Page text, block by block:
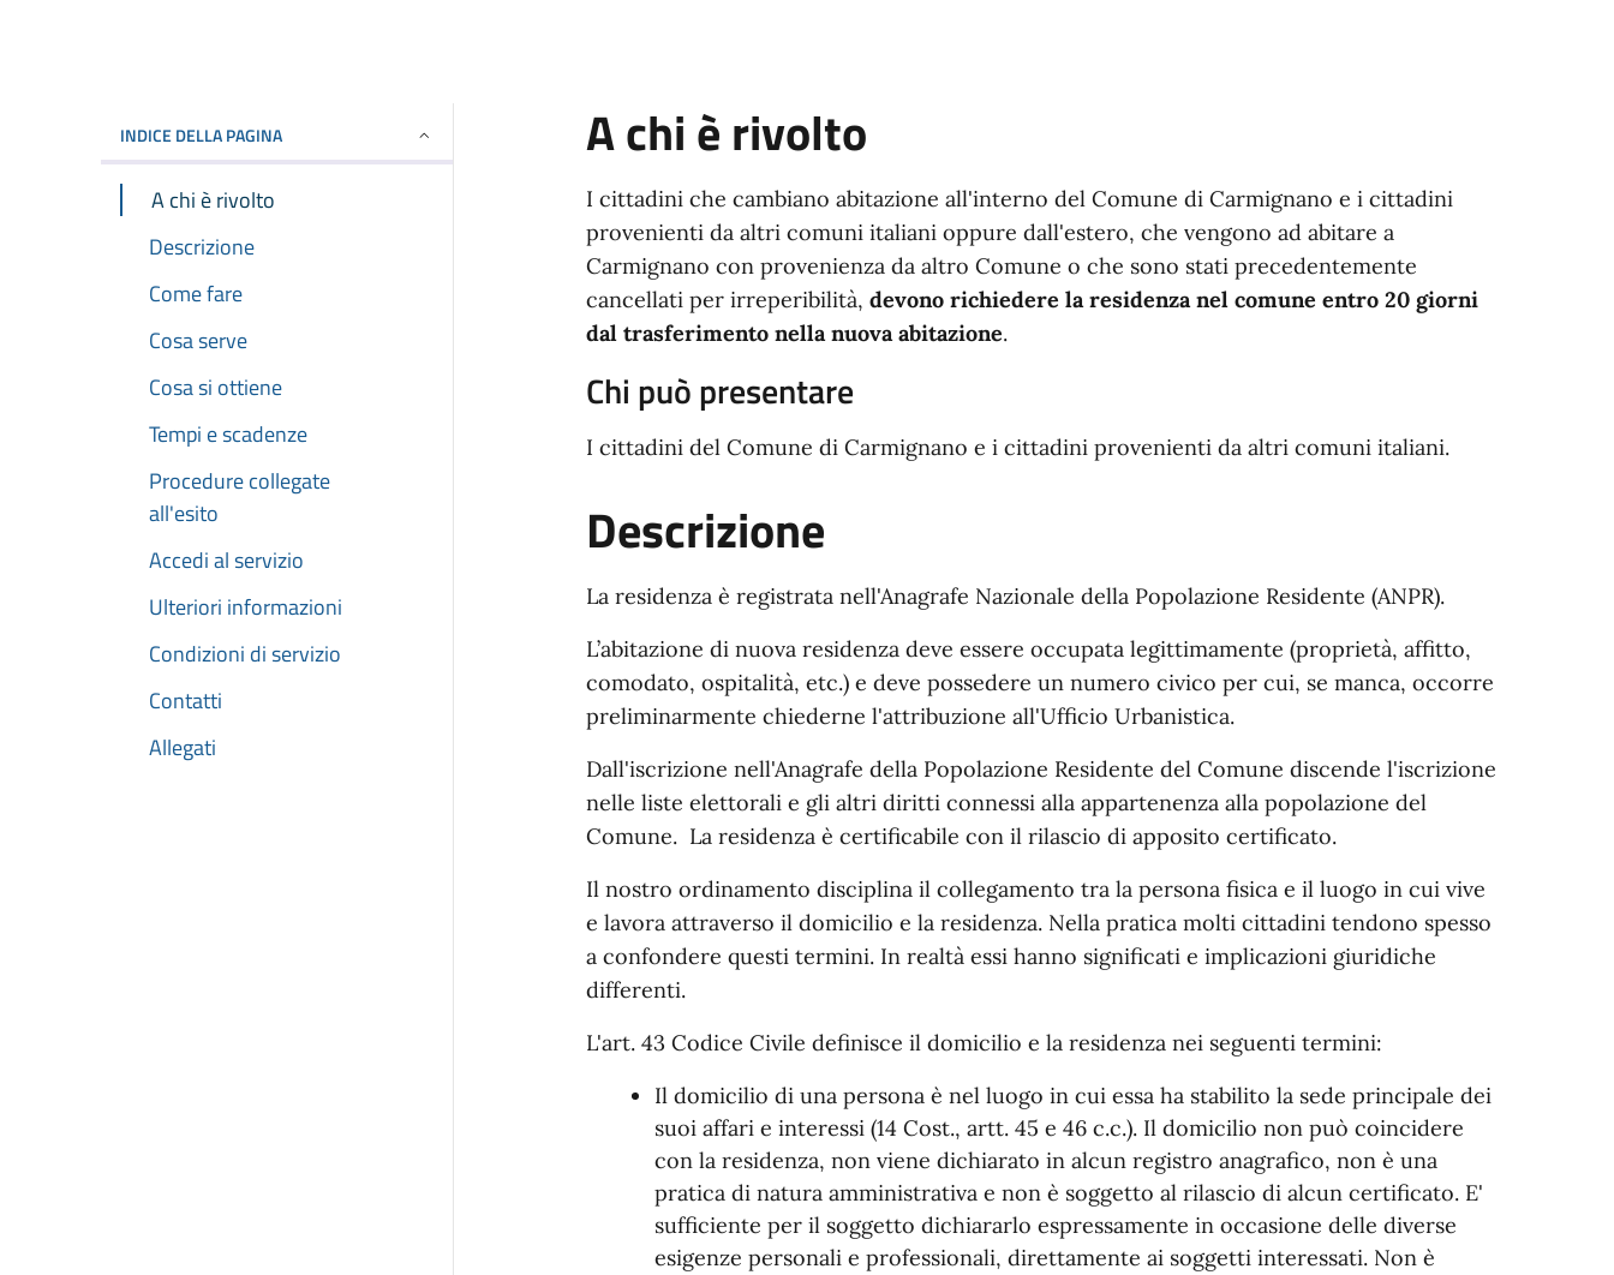
INDICE DELLA PAGINA
A chi è rivolto
Descrizione
Come fare
Cosa serve
Cosa si ottiene
Tempi e scadenze
Procedure collegate
all'esito
Accedi al servizio
Ulteriori informazioni
Condizioni di servizio
Contatti
Allegati
A chi è rivolto
I cittadini che cambiano abitazione all'interno del Comune di Carmignano e i cittadini
provenienti da altri comuni italiani oppure dall'estero, che vengono ad abitare a
Carmignano con provenienza da altro Comune o che sono stati precedentemente
cancellati per irreperibilità, devono richiedere la residenza nel comune entro 20 giorni
dal trasferimento nella nuova abitazione.
Chi può presentare
I cittadini del Comune di Carmignano e i cittadini provenienti da altri comuni italiani.
Descrizione
La residenza è registrata nell'Anagrafe Nazionale della Popolazione Residente (ANPR).
L’abitazione di nuova residenza deve essere occupata legittimamente (proprietà, affitto,
comodato, ospitalità, etc.) e deve possedere un numero civico per cui, se manca, occorre
preliminarmente chiederne l'attribuzione all'Ufficio Urbanistica.
Dall'iscrizione nell'Anagrafe della Popolazione Residente del Comune discende l'iscrizione
nelle liste elettorali e gli altri diritti connessi alla appartenenza alla popolazione del
Comune. La residenza è certificabile con il rilascio di apposito certificato.
Il nostro ordinamento disciplina il collegamento tra la persona fisica e il luogo in cui vive
e lavora attraverso il domicilio e la residenza. Nella pratica molti cittadini tendono spesso
a confondere questi termini. In realtà essi hanno significati e implicazioni giuridiche
differenti.
L'art. 43 Codice Civile definisce il domicilio e la residenza nei seguenti termini:
Il domicilio di una persona è nel luogo in cui essa ha stabilito la sede principale dei
suoi affari e interessi (14 Cost., artt. 45 e 46 c.c.). Il domicilio non può coincidere
con la residenza, non viene dichiarato in alcun registro anagrafico, non è una
pratica di natura amministrativa e non è soggetto al rilascio di alcun certificato. E'
sufficiente per il soggetto dichiararlo espressamente in occasione delle diverse
esigenze personali e professionali, direttamente ai soggetti interessati. Non è